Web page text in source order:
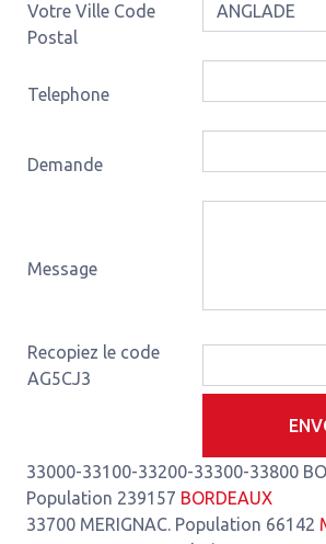
Votre Ville Code
Postal
Telephone
Demande
Message
Recopiez le code
AG5CJ3
33000-33100-33200-33300-33800
Population 239157 BORDEAUX
33700 MERIGNAC. Population 66142